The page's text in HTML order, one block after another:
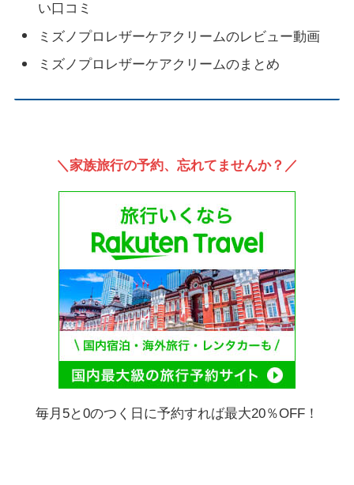
い口コミ
ミズノプロレザーケアクリームのレビュー動画
ミズノプロレザーケアクリームのまとめ
＼家族旅行の予約、忘れてませんか？／
毎月5と0のつく日に予約すれば最大20％OFF！